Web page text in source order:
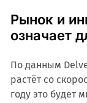
Рынок и
означает
По данным
растёт со
году это будет